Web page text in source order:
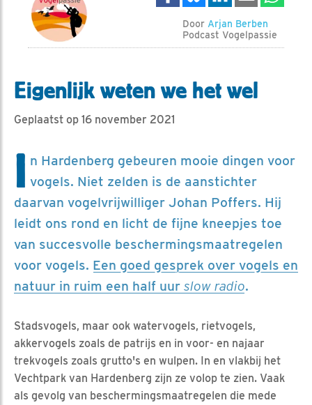
Door Arjan Berben
Podcast Vogelpassie
Eigenlijk weten we het wel
Geplaatst op 16 november 2021
I n Hardenberg gebeuren mooie dingen voor
vogels. Niet zelden is de aanstichter
daarvan vogelvrijwilliger Johan Poffers. Hij
leidt ons rond en licht de fijne kneepjes toe
van succesvolle beschermingsmaatregelen
voor vogels. Een goed gesprek over vogels en
natuur in ruim een half uur slow radio.
Stadsvogels, maar ook watervogels, rietvogels,
akkervogels zoals de patrijs en in voor- en najaar
trekvogels zoals grutto's en wulpen. In en vlakbij het
Vechtpark van Hardenberg zijn ze volop te zien. Vaak
als gevolg van beschermingsmaatregelen die mede